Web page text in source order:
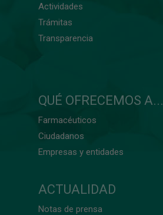
Actividades
Trámitas
Transparencia
QUÉ OFRECEMOS A...
Farmacéuticos
Ciudadanos
Empresas y entidades
ACTUALIDAD
Notas de prensa